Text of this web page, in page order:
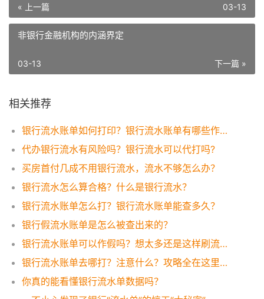
« 上一篇 03-13
非银行金融机构的内涵界定
下一篇 »
03-13
相关推荐
银行流水账单如何打印？银行流水账单有哪些作用？
代办银行流水有风险吗？银行流水可以代打吗?
买房首付几成不用银行流水，流水不够怎么办？
银行流水怎么算合格？什么是银行流水？
银行流水账单怎么打？银行流水账单能查多久？
银行假流水账单是怎么被查出来的？
银行流水账单可以作假吗？想太多还是这样刷流水才有效！
银行流水账单去哪打？注意什么？攻略全在这里，一看便知！
你真的能看懂银行流水单数据吗？